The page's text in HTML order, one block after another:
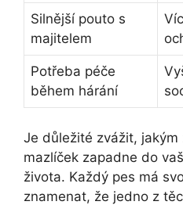
Silnější pouto s
majitelem
Potřeba péče
během hárání
Je důležité zvážit,
mazlíček zapadne do
života. Každý pes má
znamenat, že jedno z